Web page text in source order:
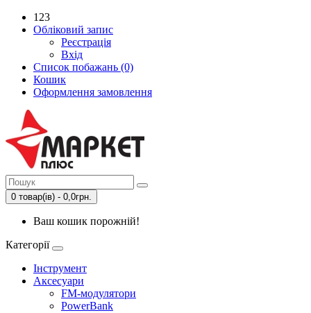
123
Обліковий запис
Реєстрація
Вхід
Список побажань (0)
Кошик
Оформлення замовлення
0 товар(ів) - 0,0грн.
Ваш кошик порожній!
Категорії
Інструмент
Аксесуари
FM-модулятори
PowerBank